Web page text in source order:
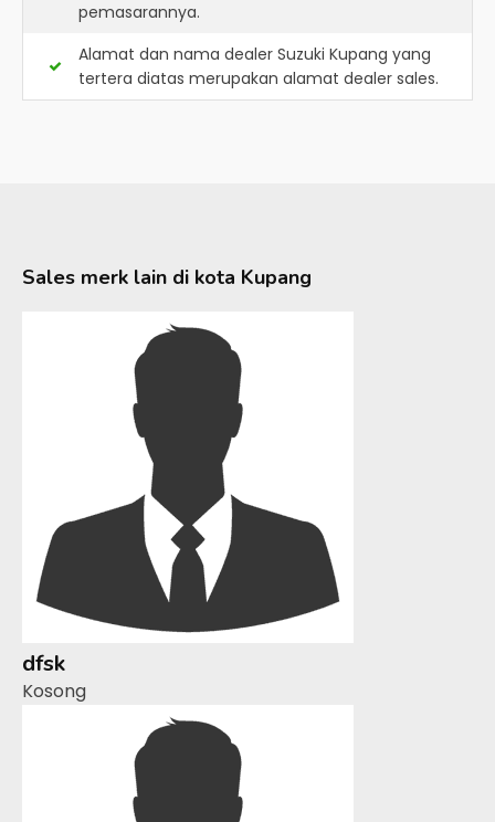
pemasarannya.
Alamat dan nama dealer Suzuki Kupang yang
tertera diatas merupakan alamat dealer sales.
Sales merk lain di kota Kupang
dfsk
Kosong